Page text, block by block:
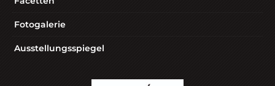
Fotogalerie
Ausstellungsspiegel